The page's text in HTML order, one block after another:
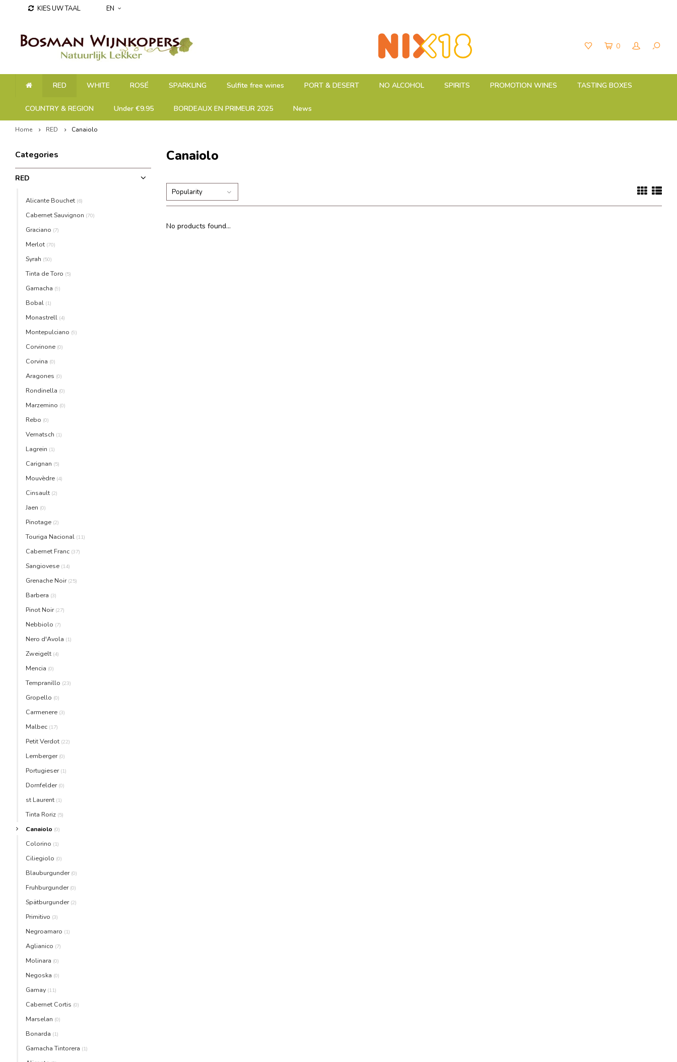
KIES UW TAAL EN
0
RED WHITE ROSÉ SPARKLING Sulfite free wines PORT & DESERT NO ALCOHOL SPIRITS PROMOTION WINES TASTING BOXES
COUNTRY & REGION Under €9.95 BORDEAUX EN PRIMEUR 2025 News
Home RED Canaiolo
Categories
RED
Alicante Bouchet (6)
Cabernet Sauvignon (70)
Graciano (7)
Merlot (70)
Syrah (50)
Tinta de Toro (5)
Garnacha (9)
Bobal (1)
Monastrell (4)
Montepulciano (9)
Corvinone (0)
Corvina (0)
Aragones (0)
Rondinella (0)
Marzemino (0)
Rebo (0)
Vernatsch (1)
Lagrein (1)
Carignan (5)
Mouvèdre (4)
Cinsault (2)
Jaen (0)
Pinotage (2)
Touriga Nacional (11)
Cabernet Franc (37)
Sangiovese (14)
Grenache Noir (25)
Barbera (3)
Pinot Noir (27)
Nebbiolo (7)
Nero d'Avola (1)
Zweigelt (4)
Mencia (0)
Tempranillo (23)
Gropello (0)
Carmenere (3)
Malbec (17)
Petit Verdot (22)
Lemberger (0)
Portugieser (1)
Dornfelder (0)
st Laurent (1)
Tinta Roriz (5)
Canaiolo (0)
Colorino (1)
Ciliegiolo (0)
Blauburgunder (0)
Fruhburgunder (0)
Spätburgunder (2)
Primitivo (3)
Negroamaro (1)
Aglianico (7)
Molinara (0)
Negoska (0)
Gamay (11)
Cabernet Cortis (0)
Marselan (0)
Bonarda (1)
Garnacha Tintorera (1)
Canaiolo
Popularity
No products found...